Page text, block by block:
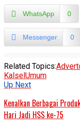
WhatsApp 0
Messenger 0
Related Topics:
KalselUmum
Up Next
Kenalkan Berbagai
Hari Jadi HSS ke-75